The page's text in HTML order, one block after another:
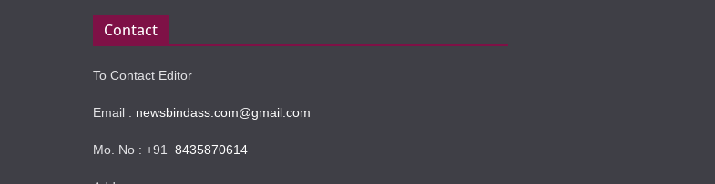
Contact
To Contact Editor
Email : newsbindass.com@gmail.com
Mo. No : +91 8435870614